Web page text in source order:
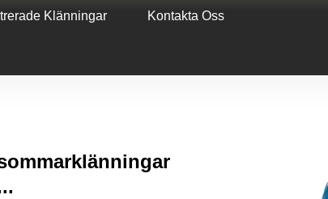
Klänningar Kontakta Oss